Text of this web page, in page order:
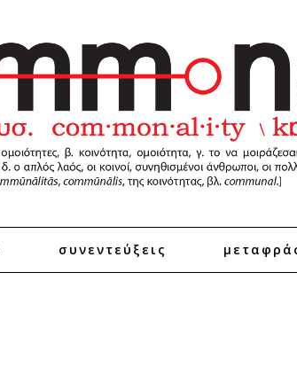
συνεντεύξεις